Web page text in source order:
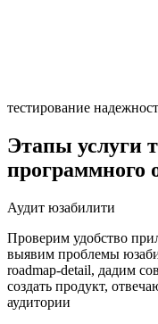
тестирование
Этапы услуги
программного
Аудит юзабилити
Проверим удобство
выявим проблемы
roadmap-detail, дадим
создать продукт,
аудитории